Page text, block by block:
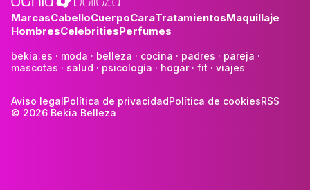
MarcasCabelloCuerpoCaraTratamientosMaquillaje
HombresCelebritiesPerfumes
bekia.es · moda · belleza · cocina · padres · pareja ·
mascotas · salud · psicología · hogar· fit · viajes
Aviso legalPolítica de privacidadPolítica de cookiesRSS
© 2026 Bekia Belleza